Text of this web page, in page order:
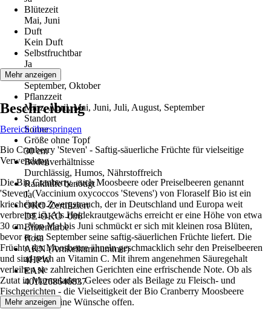
Blütezeit
Mai, Juni
Duft
Kein Duft
Selbstfruchtbar
Ja
Erntezeit
September, Oktober
Pflanzzeit
März, April, Mai, Juni, Juli, August, September
Standort
Sonne
Größe ohne Topf
30 cm
Bodenverhältnisse
Durchlässig, Humos, Nährstoffreich
Rankhilfe benötigt
Ja
ÖKO-Zertifiziert
DE-ÖKO -006
Blütenfarbe
Rosa
AKN (Artikelkurznummer)
4HPW
EAN
4011268646837
Mehr anzeigen
Beschreibung
Bereich überspringen
Bio Cranberry 'Steven' - Saftig-säuerliche Früchte für vielseitige
Verwendung
Die Bio Cranberry, auch Moosbeere oder Preiselbeeren genannt
'Steven' (Vaccinium oxycoccos 'Stevens') von Floraself Bio ist ein
kriechender Zwergstrauch, der in Deutschland und Europa weit
verbreitet ist. Als Heidekrautgewächs erreicht er eine Höhe von etwa
30 cm. Von Mai bis Juni schmückt er sich mit kleinen rosa Blüten,
bevor er im September seine saftig-säuerlichen Früchte liefert. Die
Früchte der Moosbeere ähneln geschmacklich sehr den Preiselbeeren
und sind reich an Vitamin C. Mit ihrem angenehmen Säuregehalt
verleihen sie zahlreichen Gerichten eine erfrischende Note. Ob als
Zutat in Marmeladen, Gelees oder als Beilage zu Fleisch- und
Fischgerichten - die Vielseitigkeit der Bio Cranberry Moosbeere
'Steven' lässt keine Wünsche offen.
Mehr anzeigen